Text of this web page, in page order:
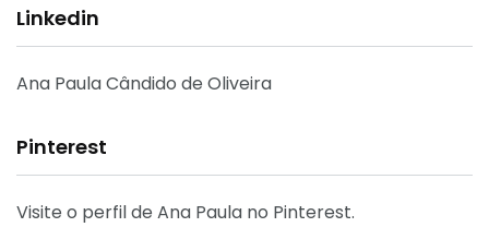
Linkedin
Ana Paula Cândido de Oliveira
Pinterest
Visite o perfil de Ana Paula no Pinterest.